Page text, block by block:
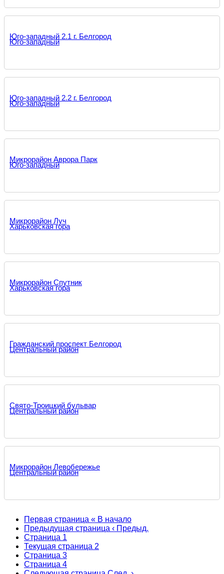
Юго-западный 2.1 г. Белгород
Юго-западный
Юго-западный 2.2 г. Белгород
Юго-западный
Микрорайон Аврора Парк
Юго-западный
Микрорайон Луч
Харьковская гора
Микрорайон Спутник
Харьковская гора
Гражданский проспект Белгород
Центральный район
Свято-Троицкий бульвар
Центральный район
Микрорайон Левобережье
Центральный район
Первая страница « В начало
Предыдущая страница ‹ Предыд.
Страница 1
Текущая страница 2
Страница 3
Страница 4